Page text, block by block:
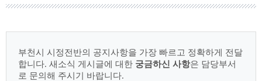
부천시 시정전반의 공지사항을 가장 빠르고 정확하게 전달
합니다. 새소식 게시글에 대한 궁금하신 사항은 담당부서
로 문의해 주시기 바랍니다.